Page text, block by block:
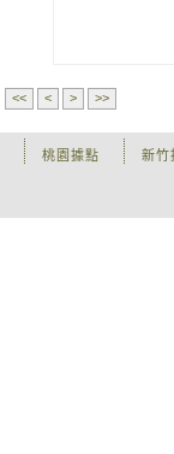
<< < > >>
新竹
桃園據點